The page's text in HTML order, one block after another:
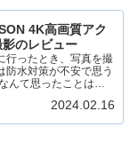
4K高画質アク
のレビュー
行ったとき、写真を撮
防水対策が不安で思う
んて思ったことはあ
ー）に参加するの予
2024.02.16